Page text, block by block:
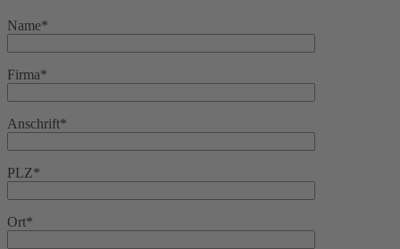
Name*
Firma*
Anschrift*
PLZ*
Ort*